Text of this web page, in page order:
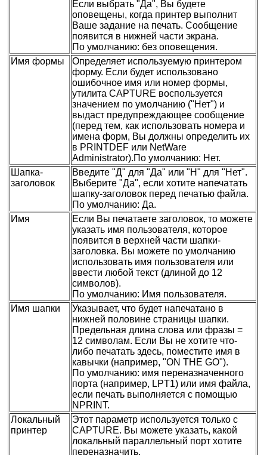
Если выбрать "Да", Вы будете
оповещены, когда принтер выполнит
Ваше задание на печать. Сообщение
появится в нижней части экрана.
По умолчанию: без оповещения.
Имя формы
Определяет используемую принтером
форму. Если будет использовано
ошибочное имя или номер формы,
утилита CAPTURE воспользуется
значением по умолчанию ("Нет") и
выдаст предупреждающее сообщение
(перед тем, как использовать номера и
имена форм, Вы должны определить их
в PRINTDEF или NetWare
Administrator).По умолчанию: Нет.
Шапка-
заголовок
Введите "Д" для "Да" или "Н" для "Нет".
Выберите "Да", если хотите напечатать
шапку-заголовок перед печатью файла.
По умолчанию: Да.
Имя
Если Вы печатаете заголовок, то можете
указать имя пользователя, которое
появится в верхней части шапки-
заголовка. Вы можете по умолчанию
использовать имя пользователя или
ввести любой текст (длиной до 12
символов).
По умолчанию: Имя пользователя.
Имя шапки
Указывает, что будет напечатано в
нижней половине страницы шапки.
Предельная длина слова или фразы =
12 символам. Если Вы не хотите что-
либо печатать здесь, поместите имя в
кавычки (например, "ON THE GO").
По умолчанию: имя переназначенного
порта (например, LPT1) или имя файла,
если печать выполняется с помощью
NPRINT.
Локальный
принтер
Этот параметр используется только с
CAPTURE. Вы можете указать, какой
локальный параллельный порт хотите
переназначить.